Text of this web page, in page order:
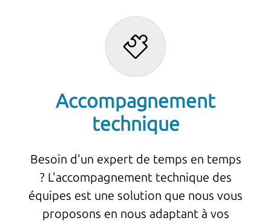
Accompagnement
technique
Besoin d'un expert de temps en temps
? L'accompagnement technique des
équipes est une solution que nous vous
proposons en nous adaptant à vos